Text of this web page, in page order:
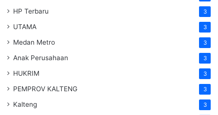
HP Terbaru 3
UTAMA 3
Medan Metro 3
Anak Perusahaan 3
HUKRIM 3
PEMPROV KALTENG 3
Kalteng 3